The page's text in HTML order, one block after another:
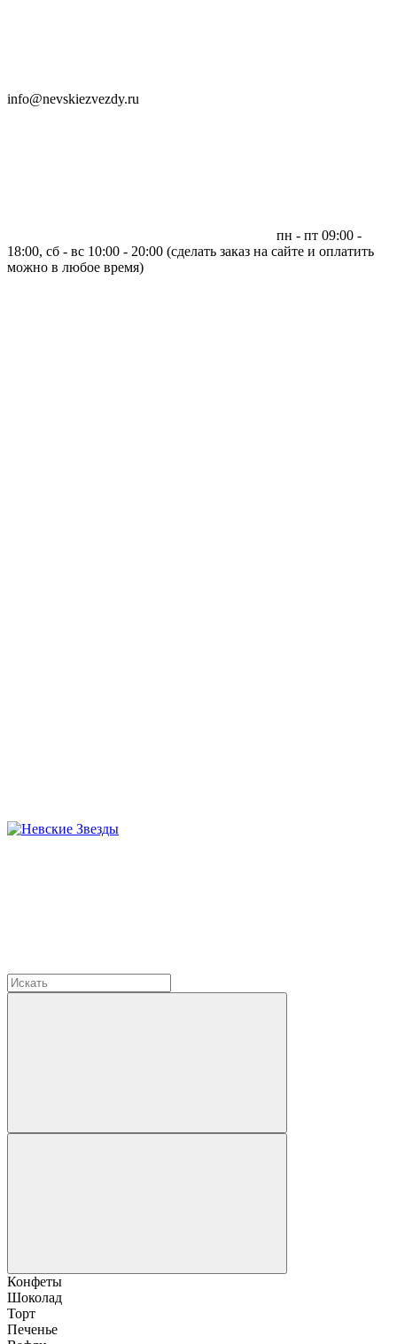
info@nevskiezvezdy.ru
пн - пт 09:00 -
18:00, сб - вс 10:00 - 20:00 (сделать заказ на сайте и оплатить
можно в любое время)
Конфеты
Шоколад
Торт
Печенье